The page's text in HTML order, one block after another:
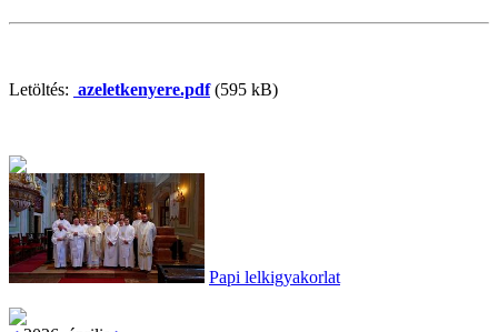
Letöltés: azeletkenyere.pdf(595 kB)
Papi lelkigyakorlat